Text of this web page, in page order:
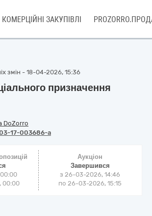
КОМЕРЦІЙНІ ЗАКУПІВЛІ
змін - 18-04-2026, 15:36
призначення
DoZorro
17-003686-a
00:00
Аукціон
Завершився
з26-03-2026, 14:46
по26-03-2026, 15:15